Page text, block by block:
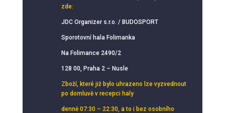
zde:
JDC Organizer s.r.o. / BUDOSPORT
Sporotovní hala Folimanka
Na Folimance 2490/2
128 00, Praha 2 – Nusle
Zboží, které již bylo uhrazeno lze vyzvednout
po domluvě v recepci haly
denně 07:30 – 22:30, a to i bez osobního